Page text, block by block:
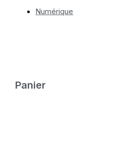
Numérique
Panier